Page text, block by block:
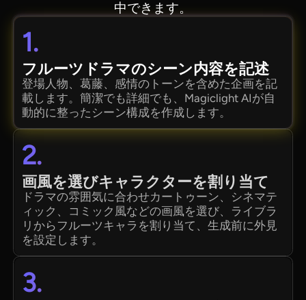
中できます。
1.
フルーツドラマのシーン内容を記述
登場人物、葛藤、感情のトーンを含めた企画を記
載します。簡潔でも詳細でも、Magiclight AIが自
動的に整ったシーン構成を作成します。
2.
画風を選びキャラクターを割り当て
ドラマの雰囲気に合わせカートゥーン、シネマテ
ィック、コミック風などの画風を選び、ライブラ
リからフルーツキャラを割り当て、生成前に外見
を設定します。
3.